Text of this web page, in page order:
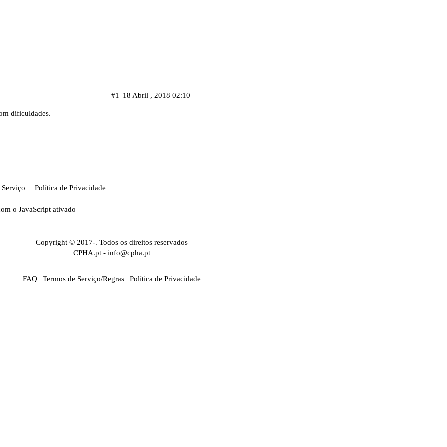
18 Abril , 2018 02:10
#1
dificuldades.
Serviço Política de Privacidade
o JavaScript ativado
Copyright © 2017-. Todos os direitos reservados
CPHA.pt - info@cpha.pt
FAQ | Termos de Serviço/Regras | Política de Privacidade